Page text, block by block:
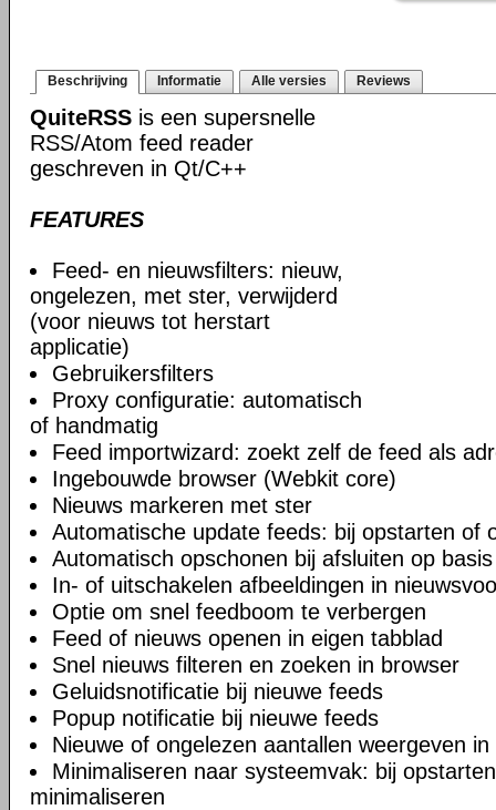
Beschrijving Informatie Alle versies Reviews
QuiteRSS is een supersnelle
RSS/Atom feed reader
geschreven in Qt/С++
FEATURES
Feed- en nieuwsfilters: nieuw,
ongelezen, met ster, verwijderd
(voor nieuws tot herstart
applicatie)
Gebruikersfilters
Proxy configuratie: automatisch
of handmatig
Feed importwizard: zoekt zelf de feed als
Ingebouwde browser (Webkit core)
Nieuws markeren met ster
Automatische update feeds: bij opstarten of
Automatisch opschonen bij afsluiten op
In- of uitschakelen afbeeldingen in
Optie om snel feedboom te verbergen
Feed of nieuws openen in eigen tabblad
Snel nieuws filteren en zoeken in browser
Geluidsnotificatie bij nieuwe feeds
Popup notificatie bij nieuwe feeds
Nieuwe of ongelezen aantallen weergeven
Minimaliseren naar systeemvak: bij
minimaliseren